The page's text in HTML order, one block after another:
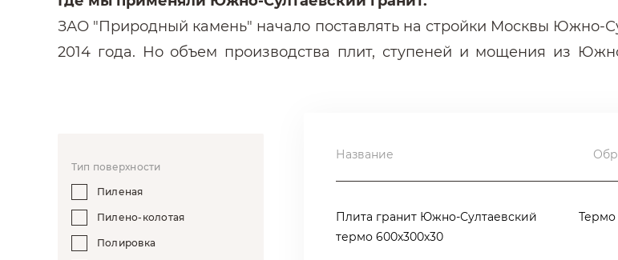
ЗАО "Природный камень" начало поставлять на стройки Москвы Южно-
2014 года. Но объем производства плит, ступеней и мощения из
Панфиловского проспекта, для благоустройства улиц Москвы и на
Особенности Южно-Султаевского гранита,
о которых
Султаевского гранита на своём объекте нужно учитывать, что это
Тип поверхности
Пиленая
Пилено-колотая
Полировка
Название
Плита гранит Южно-Султаевский
термо 600х300х30
Термо